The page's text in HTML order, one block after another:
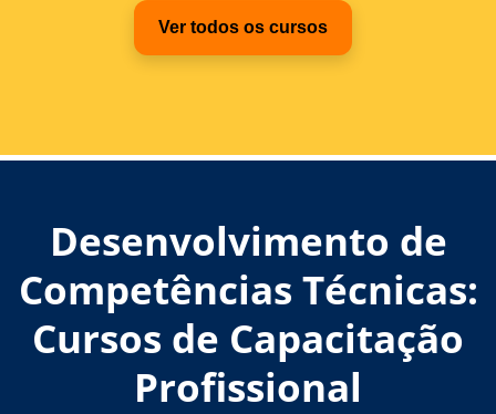
Ver todos os cursos
Desenvolvimento de
Competências Técnicas:
Cursos de Capacitação
Profissional